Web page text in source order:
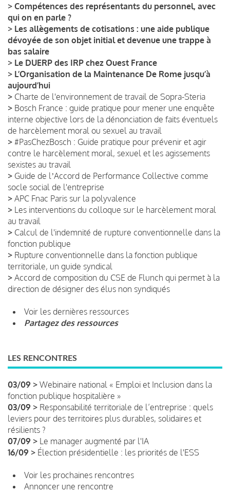
> Compétences des représentants du personnel, avec
qui on en parle ?
> Les allègements de cotisations : une aide publique
dévoyée de son objet initial et devenue une trappe à
bas salaire
> Le DUERP des IRP chez Ouest France
> L’Organisation de la Maintenance De Rome jusqu’à
aujourd’hui
> Charte de l'environnement de travail de Sopra-Steria
> Bosch France : guide pratique pour mener une enquête
interne objective lors de la dénonciation de faits éventuels
de harcèlement moral ou sexuel au travail
> #PasChezBosch : Guide pratique pour prévenir et agir
contre le harcèlement moral, sexuel et les agissements
sexistes au travail
> Guide de lʼAccord de Performance Collective comme
socle social de l'entreprise
> APC Fnac Paris sur la polyvalence
> Les interventions du colloque sur le harcèlement moral
au travail
> Calcul de l'indemnité de rupture conventionnelle dans la
fonction publique
> Rupture conventionnelle dans la fonction publique
territoriale, un guide syndical
> Accord de composition du CSE de Flunch qui permet à la
direction de désigner des élus non syndiqués
Voir les dernières ressources
Partagez des ressources
LES RENCONTRES
03/09 > Webinaire national « Emploi et Inclusion dans la
fonction publique hospitalière »
03/09 > Responsabilité territoriale de l’entreprise : quels
leviers pour des territoires plus durables, solidaires et
résilients ?
07/09 > Le manager augmenté par l'IA
16/09 > Élection présidentielle : les priorités de l'ESS
Voir les prochaines rencontres
Annoncer une rencontre